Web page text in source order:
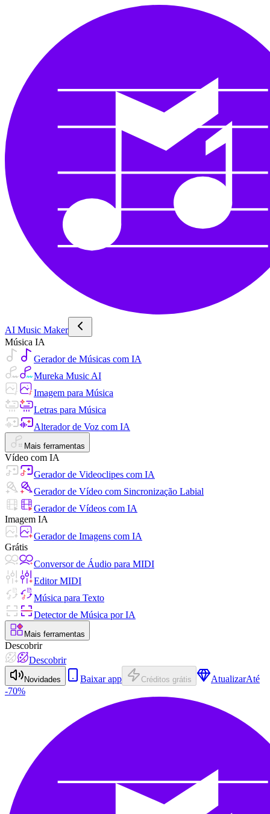
AI Music Maker
Música IA
Gerador de Músicas com IA
Mureka Music AI
Imagem para Música
Letras para Música
Alterador de Voz com IA
Mais ferramentas
Vídeo com IA
Gerador de Videoclipes com IA
Gerador de Vídeo com Sincronização Labial
Gerador de Vídeos com IA
Imagem IA
Gerador de Imagens com IA
Grátis
Conversor de Áudio para MIDI
Editor MIDI
Música para Texto
Detector de Música por IA
Mais ferramentas
Descobrir
Descobrir
Novidades Baixar app Créditos grátis AtualizarAté
-70%